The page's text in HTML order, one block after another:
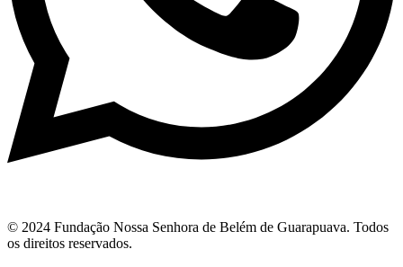
© 2024 Fundação Nossa Senhora de Belém de Guarapuava. Todos
os direitos reservados.